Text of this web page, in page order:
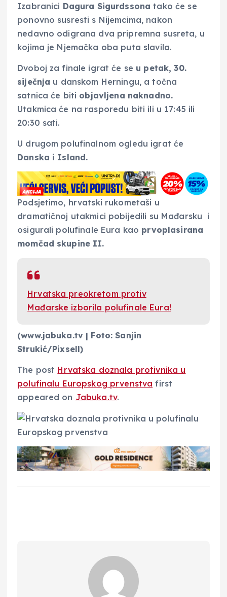
Izabranici Dagura Sigurdssona tako će se
ponovno susresti s Nijemcima, nakon
nedavno odigrana dva pripremna susreta, u
kojima je Njemačka oba puta slavila.
Dvoboj za finale igrat će se u petak, 30.
siječnja u danskom Herningu, a točna
satnica će biti objavljena naknadno.
Utakmica će na rasporedu biti ili u 17:45 ili
20:30 sati.
U drugom polufinalnom ogledu igrat će
Danska i Island.
Podsjetimo, hrvatski rukometaši u
dramatičnoj utakmici pobijedili su Mađarsku i
osigurali polufinale Eura kao prvoplasirana
momčad skupine II.
Hrvatska preokretom protiv
Mađarske izborila polufinale Eura!
(www.jabuka.tv | Foto: Sanjin
Strukić/Pixsell)
The post Hrvatska doznala protivnika u
polufinalu Europskog prvenstva first
appeared on Jabuka.tv.